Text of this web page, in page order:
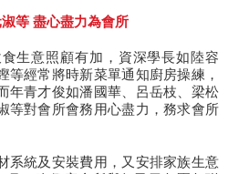
等 盡心盡力為會所
生意照顧有加，資深學長如陸容
等經常將時新菜單通知廚房操練，
年青才俊如潘國華、呂岳枝、梁松
等對會所會務用心盡力，務求會所
系統及安裝費用，又安排家族生意